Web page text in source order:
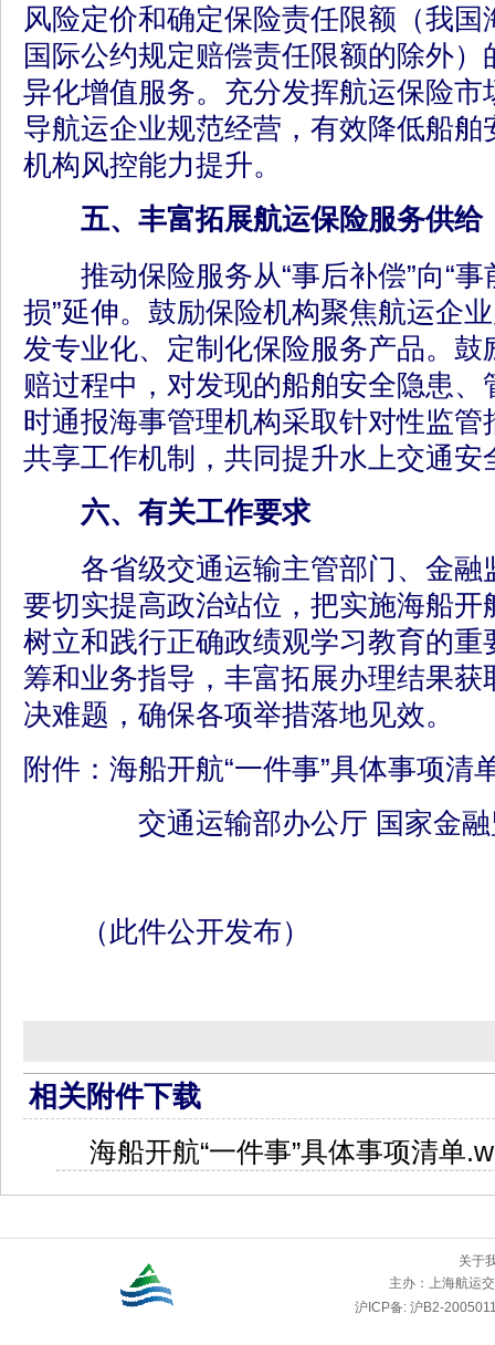
风险定价和确定保险责任限额（我
国际公约规定赔偿责任限额的除外
异化增值服务。充分发挥航运保险市
导航运企业规范经营，有效降低船
机构风控能力提升。
五、丰富拓展航运保险服务供给
推动保险服务从“事后补偿”向“事
损”延伸。鼓励保险机构聚焦航运企
发专业化、定制化保险服务产品。鼓
赔过程中，对发现的船舶安全隐患
时通报海事管理机构采取针对性监
共享工作机制，共同提升水上交通安
六、有关工作要求
各省级交通运输主管部门、金融
要切实提高政治站位，把实施海船开
树立和践行正确政绩观学习教育的重
筹和业务指导，丰富拓展办理结果
决难题，确保各项举措落地见效。
附件：海船开航“一件事”具体事项清
交通运输部办公厅 国家金
（此件公开发布）
相关附件下载
海船开航“一件事”具体事项清单
关于
主办： 上海航运
沪ICP备: 沪B2-